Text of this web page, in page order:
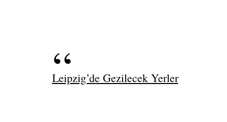
Leipzig’de Gezilecek Yerler